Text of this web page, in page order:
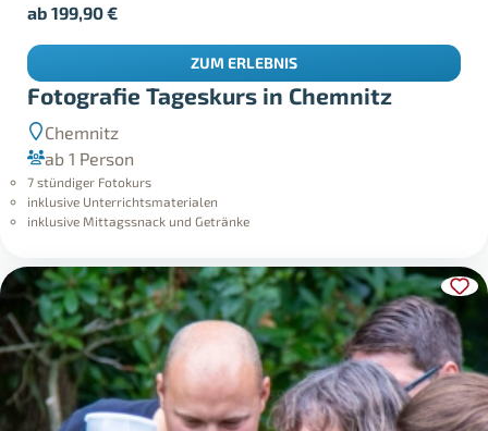
Fotografie Tageskurs in Chemnitz
Chemnitz
ab 1 Person
7 stündiger Fotokurs
inklusive Unterrichtsmaterialen
inklusive Mittagssnack und Getränke
ab199,90€
ZUM ERLEBNIS